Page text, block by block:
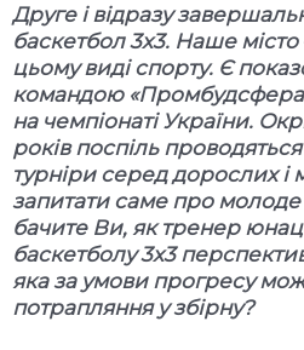
Друге і відразу
баскетбол 3х3. Наше місто
цьому виді спорту. Є
командою
на чемпіонаті України.
років поспіль
турніри серед дорослих і
запитати саме про молоде
бачите Ви, як тренер
баскетболу 3х3
яка за умови прогресу
потрапляння у збірну?